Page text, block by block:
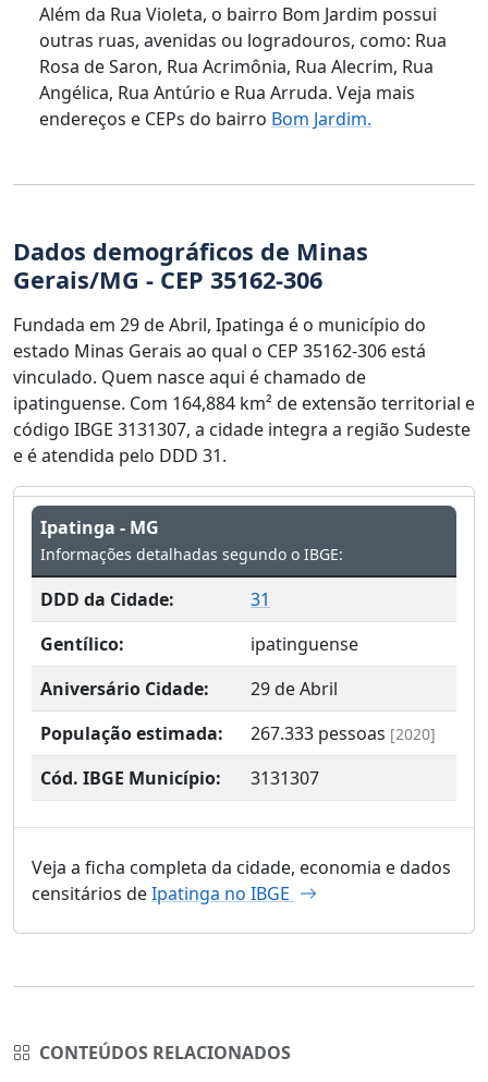
Além da Rua Violeta, o bairro Bom Jardim possui
outras ruas, avenidas ou logradouros, como: Rua
Rosa de Saron, Rua Acrimônia, Rua Alecrim, Rua
Angélica, Rua Antúrio e Rua Arruda. Veja mais
endereços e CEPs do bairro Bom Jardim.
Dados demográficos de Minas
Gerais/MG - CEP 35162-306
Fundada em 29 de Abril, Ipatinga é o município do
estado Minas Gerais ao qual o CEP 35162-306 está
vinculado. Quem nasce aqui é chamado de
ipatinguense. Com 164,884 km² de extensão territorial e
código IBGE 3131307, a cidade integra a região Sudeste
e é atendida pelo DDD 31.
Ipatinga - MG
Informações detalhadas segundo o IBGE:
DDD da Cidade:
31
Gentílico:
ipatinguense
Aniversário Cidade:
29 de Abril
População estimada:
267.333 pessoas [2020]
Cód. IBGE Município: 3131307
Veja a ficha completa da cidade, economia e dados
censitários deIpatinga no IBGE
CONTEÚDOS RELACIONADOS